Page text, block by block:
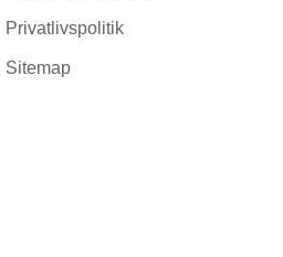
Privatlivspolitik
Sitemap